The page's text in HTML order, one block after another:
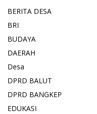
BERITA DESA
BRI
BUDAYA
DAERAH
Desa
DPRD BALUT
DPRD BANGKEP
EDUKASI